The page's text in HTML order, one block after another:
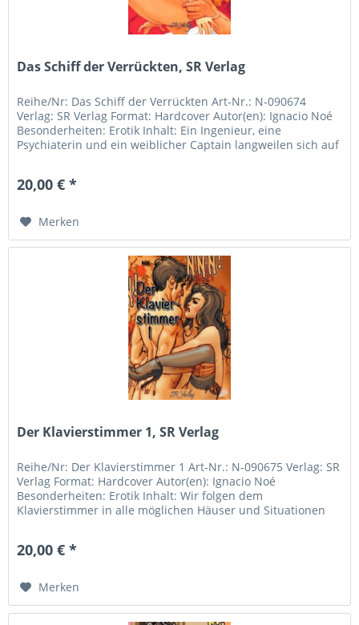
Das Schiff der Verrückten, SR Verlag
Reihe/Nr: Das Schiff der Verrückten Art-Nr.: N-090674
Verlag: SR Verlag Format: Hardcover Autor(en): Ignacio Noé
Besonderheiten: Erotik Inhalt: Ein Ingenieur, eine
Psychiaterin und ein weiblicher Captain langweilen sich auf
20,00 € *
Merken
Der Klavierstimmer 1, SR Verlag
Reihe/Nr: Der Klavierstimmer 1 Art-Nr.: N-090675 Verlag: SR
Verlag Format: Hardcover Autor(en): Ignacio Noé
Besonderheiten: Erotik Inhalt: Wir folgen dem
Klavierstimmer in alle möglichen Häuser und Situationen
20,00 € *
Merken